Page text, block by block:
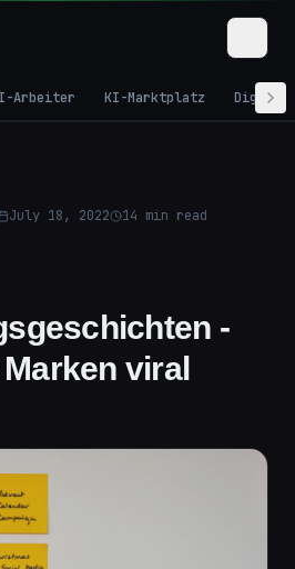
Arbeiter KI-Marktplatz
July 18, 2022 14 min read
-
viral